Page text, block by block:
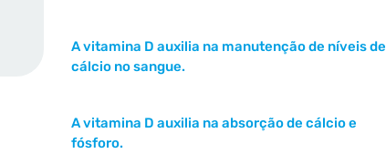
A vitamina D auxilia na manutenção de níveis de
cálcio no sangue.
A vitamina D auxilia na absorção de cálcio e
fósforo.